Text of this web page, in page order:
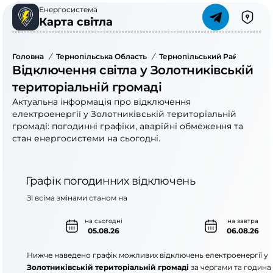
Енергосистема
Карта світла
Головна / Тернопільська Область / Тернопільський Район
Відключення світла у Золотниківській
територіальній громаді
Актуальна інформація про відключення
електроенергії у Золотниківській територіальній
громаді: погодинні графіки, аварійні обмеження та
стан енергосистеми на сьогодні.
Графік погодинних відключень
на сьогодні
05.08.26
на завтра
06.08.26
Зі всіма змінами станом на
Нижче наведено графік можливих відключень електроенергії у
Золотниківській територіальній громаді за чергами та